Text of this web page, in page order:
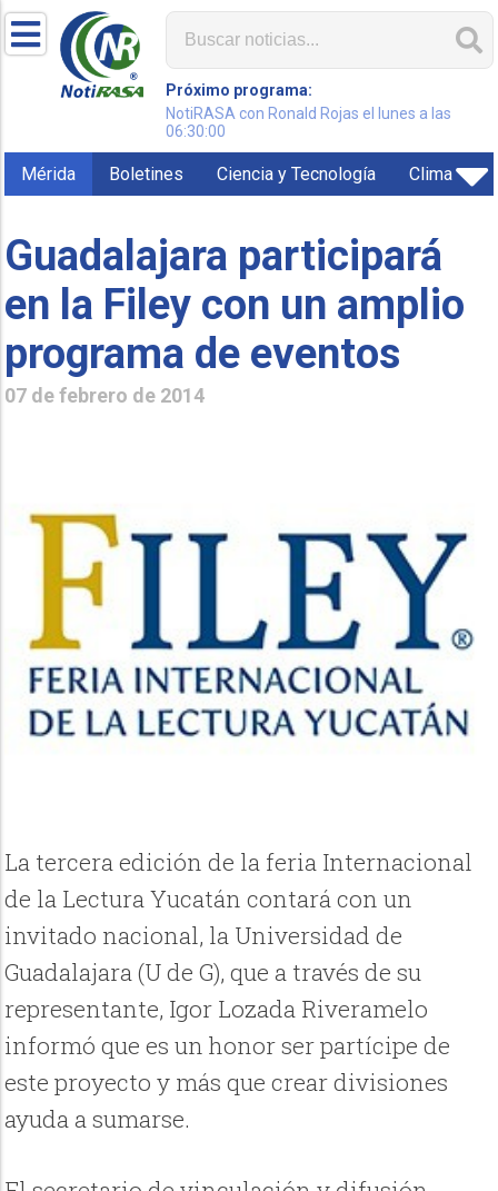
Próximo programa:
NotiRASA con Ronald Rojas el lunes a las
06:30:00
Mérida Boletines Ciencia y Tecnología Clima
Guadalajara participará
en la Filey con un amplio
programa de eventos
07 de febrero de 2014
La tercera edición de la feria Internacional
de la Lectura Yucatán contará con un
invitado nacional, la Universidad de
Guadalajara (U de G), que a través de su
representante, Igor Lozada Riveramelo
informó que es un honor ser partícipe de
este proyecto y más que crear divisiones
ayuda a sumarse.